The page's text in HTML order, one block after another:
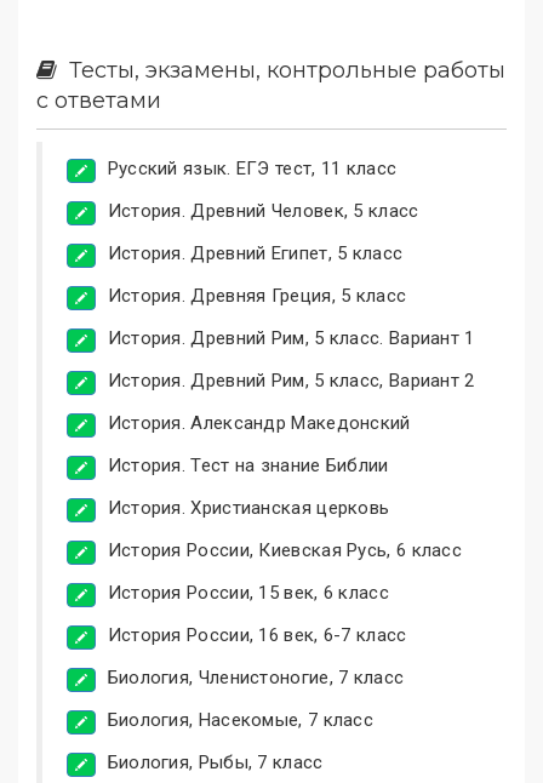
Тесты, экзамены, контрольные работы
с ответами
Русский язык. ЕГЭ тест, 11 класс
История. Древний Человек, 5 класс
История. Древний Египет, 5 класс
История. Древняя Греция, 5 класс
История. Древний Рим, 5 класс. Вариант 1
История. Древний Рим, 5 класс, Вариант 2
История. Александр Македонский
История. Тест на знание Библии
История. Христианская церковь
История России, Киевская Русь, 6 класс
История России, 15 век, 6 класс
История России, 16 век, 6-7 класс
Биология, Членистоногие, 7 класс
Биология, Насекомые, 7 класс
Биология, Рыбы, 7 класс